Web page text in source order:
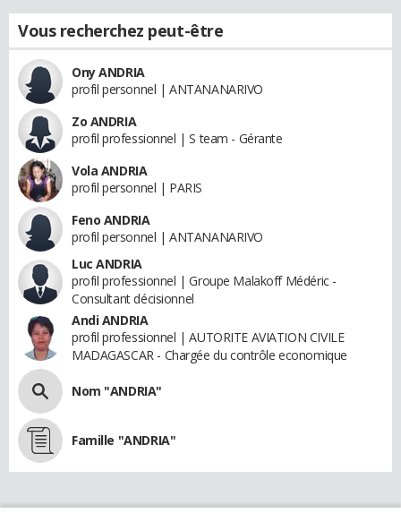
Vous recherchez peut-être
Ony ANDRIA
profil personnel | ANTANANARIVO
Zo ANDRIA
profil professionnel | S team - Gérante
Vola ANDRIA
profil personnel | PARIS
Feno ANDRIA
profil personnel | ANTANANARIVO
Luc ANDRIA
profil professionnel | Groupe Malakoff Médéric -
Consultant décisionnel
Andi ANDRIA
profil professionnel | AUTORITE AVIATION CIVILE
MADAGASCAR - Chargée du contrôle economique
Nom "ANDRIA"
Famille "ANDRIA"